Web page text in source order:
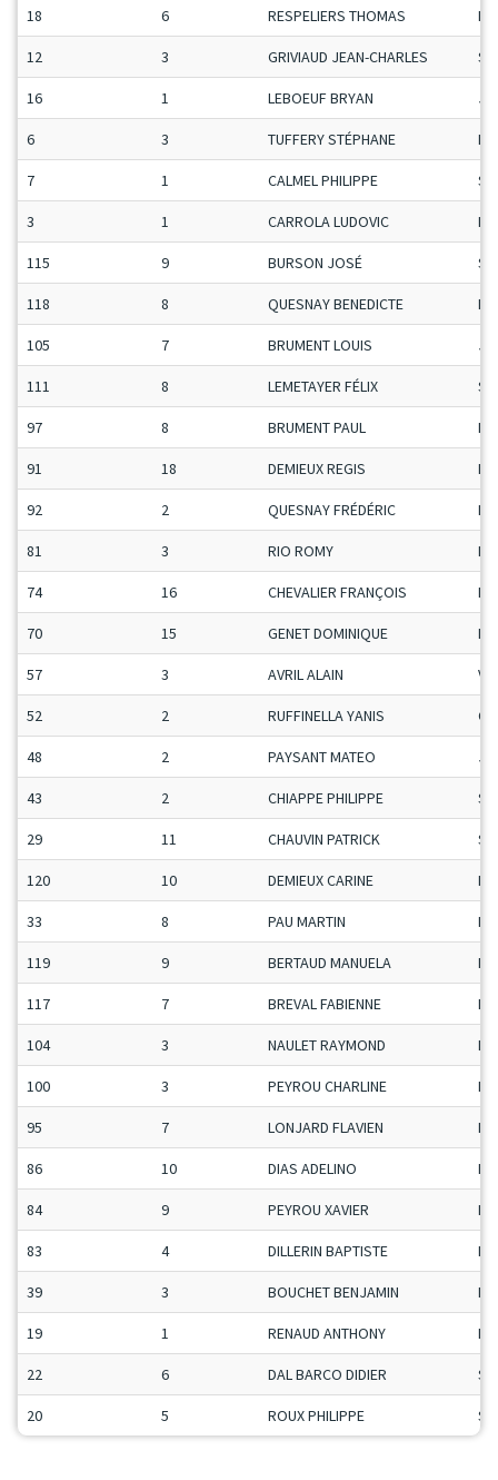
18 6 RESPELIERS THOMAS
12 3 GRIVIAUD JEAN-CHARLES
16 1 LEBOEUF BRYAN
6 3 TUFFERY STÉPHANE
7 1 CALMEL PHILIPPE
3 1 CARROLA LUDOVIC
115 9 BURSON JOSÉ
118 8 QUESNAY BENEDICTE
105 7 BRUMENT LOUIS
111 8 LEMETAYER FÉLIX
97 8 BRUMENT PAUL
91 18 DEMIEUX REGIS
92 2 QUESNAY FRÉDÉRIC
81 3 RIO ROMY
74 16 CHEVALIER FRANÇOIS
70 15 GENET DOMINIQUE
57 3 AVRIL ALAIN
52 2 RUFFINELLA YANIS
48 2 PAYSANT MATEO
43 2 CHIAPPE PHILIPPE
29 11 CHAUVIN PATRICK
120 10 DEMIEUX CARINE
33 8 PAU MARTIN
119 9 BERTAUD MANUELA
117 7 BREVAL FABIENNE
104 3 NAULET RAYMOND
100 3 PEYROU CHARLINE
95 7 LONJARD FLAVIEN
86 10 DIAS ADELINO
84 9 PEYROU XAVIER
83 4 DILLERIN BAPTISTE
39 3 BOUCHET BENJAMIN
19 1 RENAUD ANTHONY
22 6 DAL BARCO DIDIER
20 5 ROUX PHILIPPE